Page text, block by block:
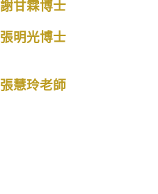
謝甘霖博士
張明光博士
張慧玲老師